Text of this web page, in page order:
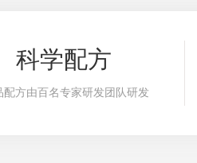
科学配方
配方由百名专家研发团队研发